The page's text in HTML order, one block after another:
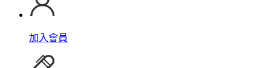
加入會員